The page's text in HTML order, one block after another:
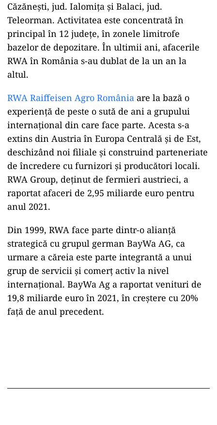
Căzănești, jud. Ialomița și Balaci, jud.
Teleorman. Activitatea este concentrată în
principal în 12 județe, în zonele limitrofe
bazelor de depozitare. În ultimii ani, afacerile
RWA în România s-au dublat de la un an la
altul.
RWA Raiffeisen Agro România are la bază o
experienţă de peste o sută de ani a grupului
internaţional din care face parte. Acesta s-a
extins din Austria în Europa Centrală şi de Est,
deschizând noi filiale şi construind parteneriate
de încredere cu furnizori şi producători locali.
RWA Group, deținut de fermieri austrieci, a
raportat afaceri de 2,95 miliarde euro pentru
anul 2021.
Din 1999, RWA face parte dintr-o alianță
strategică cu grupul german BayWa AG, ca
urmare a căreia este parte integrantă a unui
grup de servicii și comerț activ la nivel
internațional. BayWa Ag a raportat venituri de
19,8 miliarde euro în 2021, în creștere cu 20%
față de anul precedent.